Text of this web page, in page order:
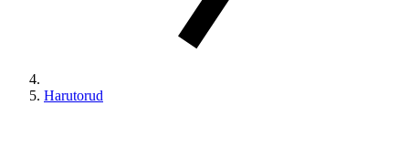
Harutorud